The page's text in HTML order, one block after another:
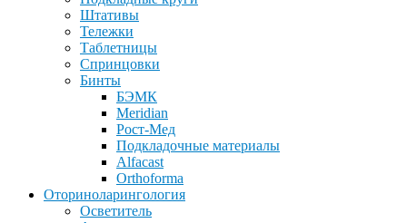
Штативы
Тележки
Таблетницы
Спринцовки
Бинты
БЭМК
Meridian
Рост-Мед
Подкладочные материалы
Alfacast
Orthoforma
Оториноларингология
Осветитель